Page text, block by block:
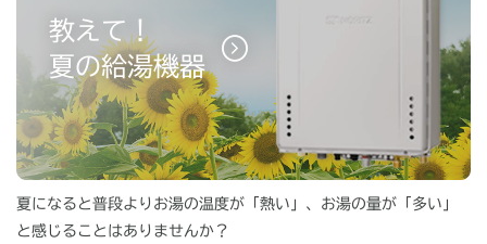
教えて！
夏の給湯機器
夏になると普段よりお湯の温度が「熱い」、お湯の量が「多い」
と感じることはありませんか？